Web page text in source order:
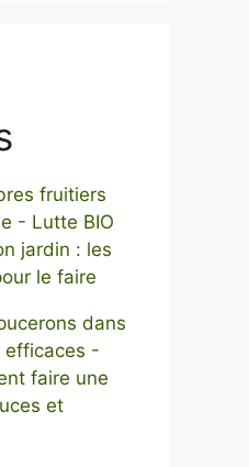
fruitiers
- Lutte BIO
jardin : les
le faire
dans
efficaces -
faire une
et